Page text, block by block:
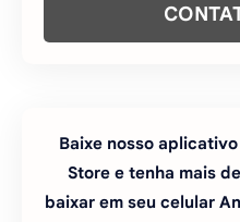
Baixe nosso
Store e tenha mais
baixar em seu celular